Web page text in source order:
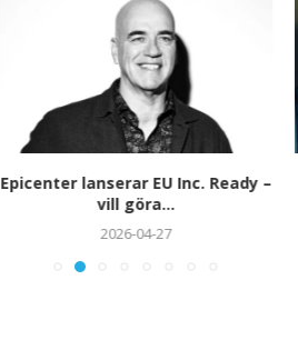
Epicenter lanserar EU Inc. Ready –
vill göra...
2026-04-27